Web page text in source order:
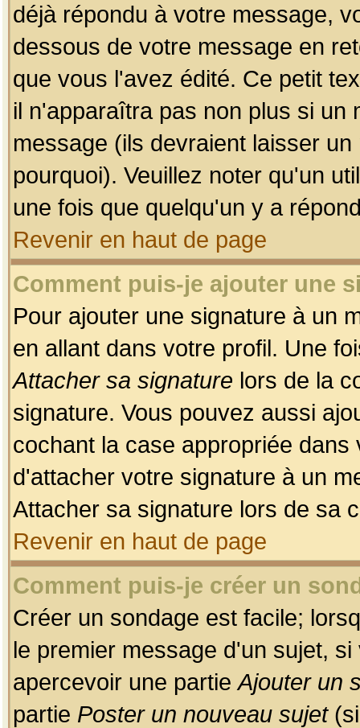
déjà répondu à votre message,
dessous de votre message en
que vous l'avez édité. Ce petit
il n'apparaîtra pas non plus si un
message (ils devraient laisser
pourquoi). Veuillez noter qu'un
une fois que quelqu'un y a
Revenir en haut de page
Comment puis-je ajouter une
Pour ajouter une signature à un
en allant dans votre profil. Une
Attacher sa signature lors de la
signature. Vous pouvez aussi
cochant la case appropriée
d'attacher votre signature à un
Attacher sa signature lors de sa
Revenir en haut de page
Comment puis-je créer un
Créer un sondage est facile;
le premier message d'un sujet,
apercevoir une partieAjouter un
partie Poster un nouveau sujet(si